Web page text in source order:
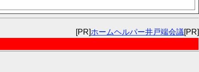
[PR]ホームヘルパー井戸端会議[PR]